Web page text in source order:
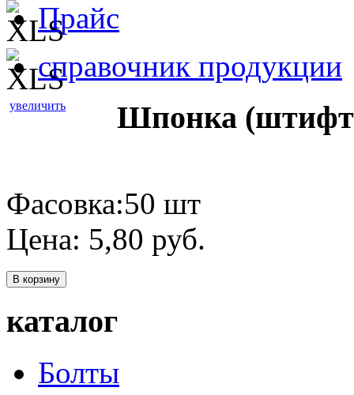
Прайс
справочник продукции
увеличить Шпонка (штифт
Фасовка:50 шт
Цена: 5,80 руб.
В корзину
каталог
Болты